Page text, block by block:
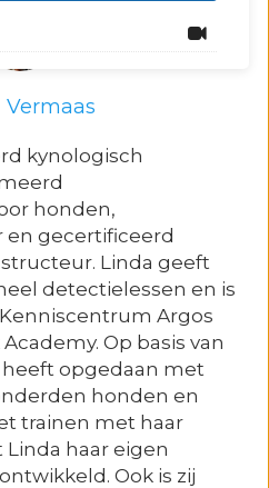
Vermaas
kynologisch
honden,
en gecertificeerd
Linda geeft
detectielessen en is
Argos
Op basis van
opgedaan met
honden en
trainen met haar
haar eigen
Ook is zij